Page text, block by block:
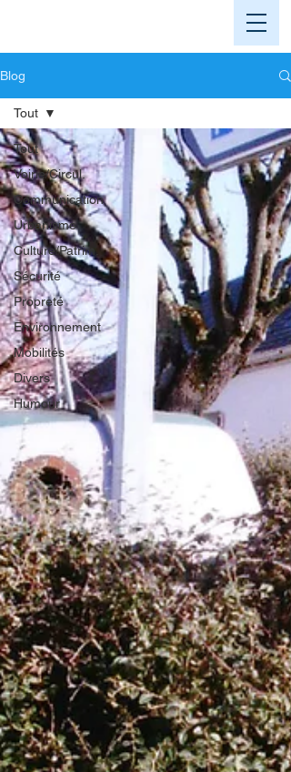
Blog
Tout
Voirie/Circul.
Communication
Urbanisme
Culture/Patrim.
Sécurité
Propreté
Environnement
Mobilités
Divers
Humour
Tout